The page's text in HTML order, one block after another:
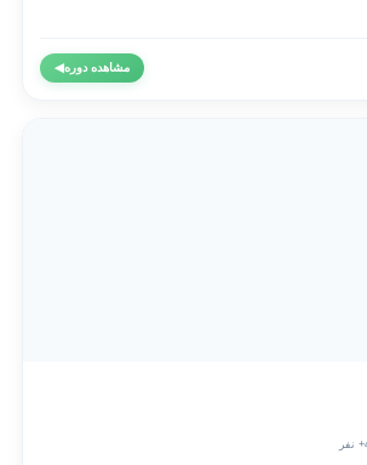
مشاهده دوره◀